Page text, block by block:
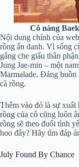
Cô nàng
Nội dung chính của
rồng ẩn danh. Vì sống
gắng che giấu thân
Jung Jae-min – một
Marmalade. Đáng buồn
cà rồng.
Thêm vào đó là sự xuất
rồng của cô cũng luôn
rồng sẽ theo đuổi tình
hoo đây? Hãy tìm đáp
July Found By Chance